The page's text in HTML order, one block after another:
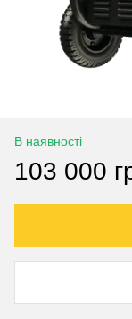
В наявності
103 000